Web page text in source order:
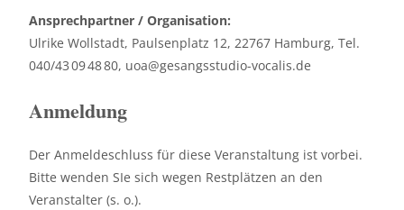
Ansprechpartner / Organisation:
Ulrike Wollstadt, Paulsenplatz 12, 22767 Hamburg, Tel.
040/43 09 48 80, uoa@gesangsstudio-vocalis.de
Anmeldung
Der Anmeldeschluss für diese Veranstaltung ist vorbei.
Bitte wenden SIe sich wegen Restplätzen an den
Veranstalter (s. o.).